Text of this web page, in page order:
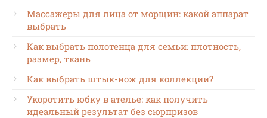
Массажеры для лица от морщин: какой аппарат
выбрать
Как выбрать полотенца для семьи: плотность,
размер, ткань
Как выбрать штык-нож для коллекции?
Укоротить юбку в ателье: как получить
идеальный результат без сюрпризов